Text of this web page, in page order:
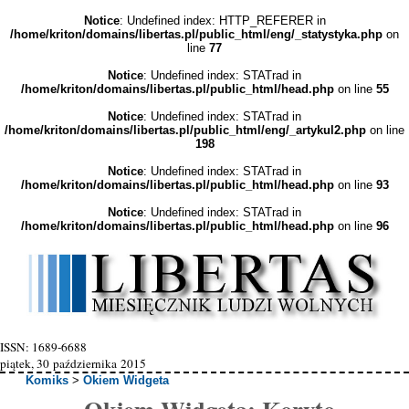
Notice: Undefined index: HTTP_REFERER in
/home/kriton/domains/libertas.pl/public_html/eng/_statystyka.php on
line 77
Notice: Undefined index: STATrad in
/home/kriton/domains/libertas.pl/public_html/head.phpon line 55
Notice: Undefined index: STATrad in
/home/kriton/domains/libertas.pl/public_html/eng/_artykul2.php on line
198
Notice: Undefined index: STATrad in
/home/kriton/domains/libertas.pl/public_html/head.phpon line 93
Notice: Undefined index: STATrad in
/home/kriton/domains/libertas.pl/public_html/head.phpon line 96
ISSN: 1689-6688
piątek, 30 października 2015
Komiks >Okiem Widgeta